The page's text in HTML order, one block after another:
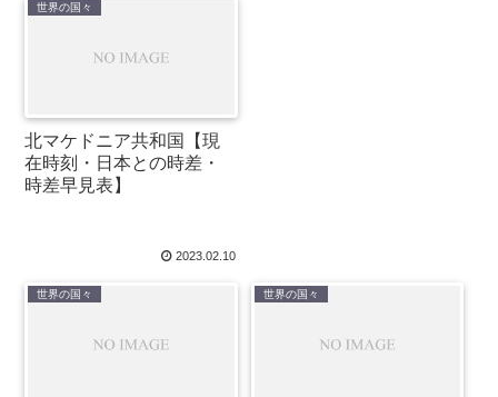
世界の国々
北マケドニア共和国【現
在時刻・日本との時差・
時差早見表】
2023.02.10
世界の国々 世界の国々